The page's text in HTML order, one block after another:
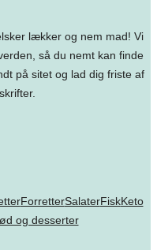
lækker og nem mad! Vi
så du nemt kan finde
på sitet og lad dig friste af
ForretterSalaterFiskKeto
og desserter